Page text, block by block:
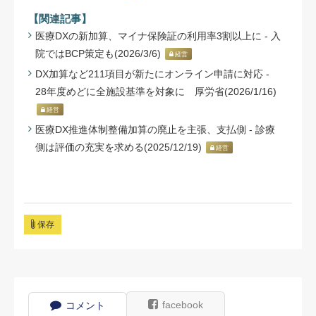
【関連記事】
医療DXの新加算、マイナ保険証の利用率3割以上に - 入
院ではBCP策定も(2026/3/6)
経営
DX加算など211項目が新たにオンライン申請に対応 -
28年度めどに全施設基準を対象に 厚労省(2026/1/16)
経営
医療DX推進体制整備加算の廃止を主張、支払側 - 診療
側は評価の充実を求める(2025/12/19)
経営
保存
コメント facebook